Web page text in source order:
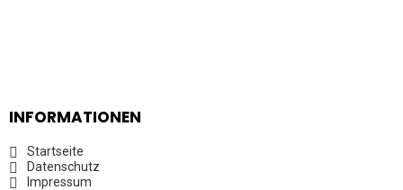
INFORMATIONEN
Startseite
Datenschutz
Impressum